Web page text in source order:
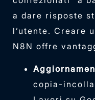
a dare risposte
l’utente. Creare
N8N offre
copia-